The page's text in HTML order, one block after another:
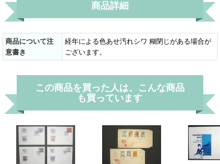
商品詳細
商品について注
意書き
経年による色あせ汚れシワ 糊閉じがある場合が
ございます。
この商品を買った人は、こんな商品
も買っています